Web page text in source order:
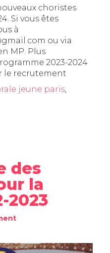
choristes
Si vous êtes
à
ou via
MP. Plus
2023-2024
le recrutement
jeune paris
des
la
2023